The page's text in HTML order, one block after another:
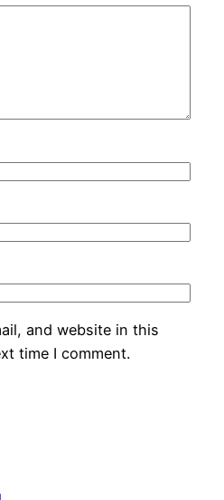
and website in this
time I comment.